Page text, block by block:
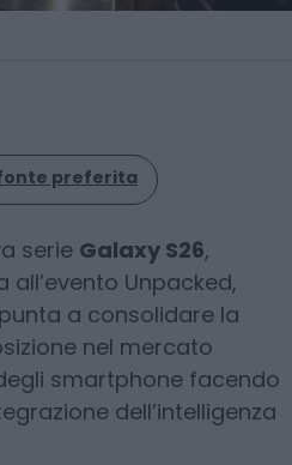
preferita
serie Galaxy S26,
all’evento Unpacked,
a consolidare la
nel mercato
smartphone facendo
dell’intelligenza